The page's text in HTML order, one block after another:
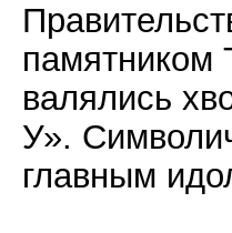
памятником
валялись
У».
главным